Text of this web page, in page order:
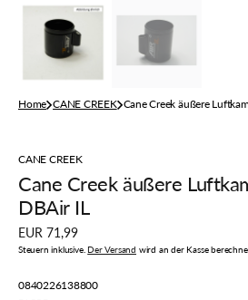
Home CANE CREEK Cane Creek äußere
CANE CREEK
Cane Creek äußere
DBAir IL
Regulärer
Preis
EUR 71,99
Steuern inklusive. Der Versand wird an der Kasse
Artikelnummer:
0840226138800